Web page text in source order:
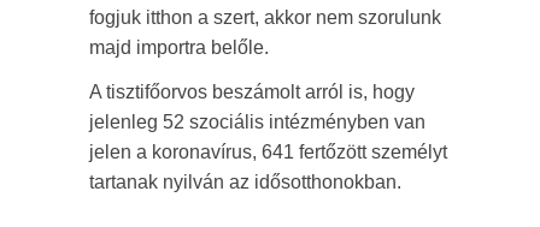
fogjuk itthon a szert, akkor nem szorulunk
majd importra belőle.
A tisztifőorvos beszámolt arról is, hogy
jelenleg 52 szociális intézményben van
jelen a koronavírus, 641 fertőzött személyt
tartanak nyilván az idősotthonokban.